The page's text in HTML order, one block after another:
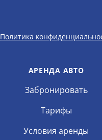
Политика
АРЕНДА АВТО
Забронировать
Тарифы
Условия аренды